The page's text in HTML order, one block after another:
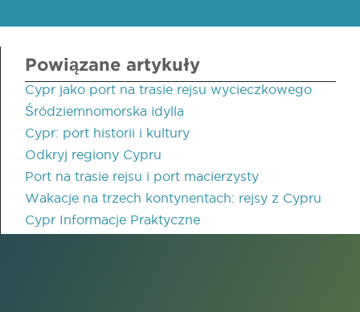
Powiązane artykuły
Cypr jako port na trasie rejsu wycieczkowego
Śródziemnomorska idylla
Cypr: port historii i kultury
Odkryj regiony Cypru
Port na trasie rejsu i port macierzysty
Wakacje na trzech kontynentach: rejsy z Cypru
Cypr Informacje Praktyczne